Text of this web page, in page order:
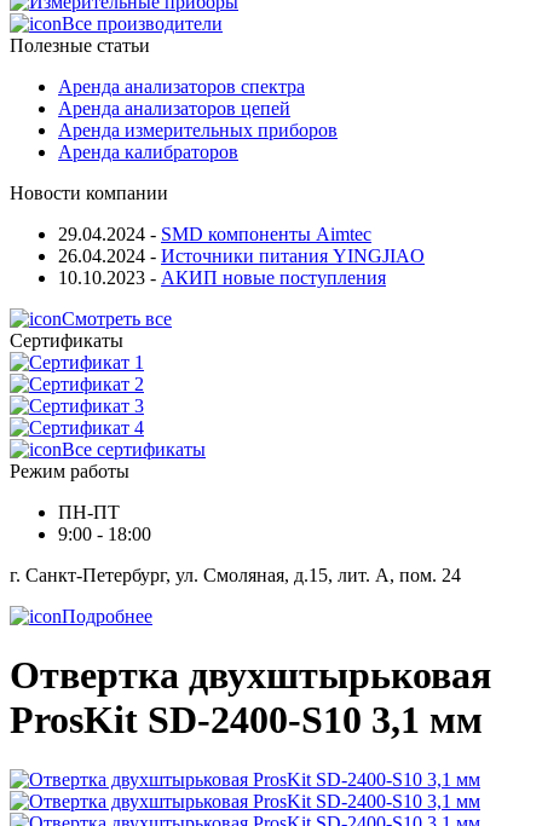
Все производители
Полезные статьи
Аренда анализаторов спектра
Аренда анализаторов цепей
Аренда измерительных приборов
Аренда калибраторов
Новости компании
29.04.2024 - SMD компоненты Aimtec
26.04.2024 - Источники питания YINGJIAO
10.10.2023 - АКИП новые поступления
Смотреть все
Сертификаты
Все сертификаты
Режим работы
ПН-ПТ
9:00 - 18:00
г. Санкт-Петербург, ул. Смоляная, д.15, лит. А, пом. 24
Подробнее
Отвертка двухштырьковая
ProsKit SD-2400-S10 3,1 мм